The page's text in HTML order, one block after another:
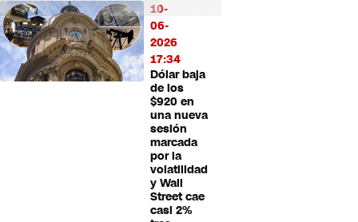
10-
06-
2026
17:34
Dólar baja
de los
$920 en
una nueva
sesión
marcada
por la
volatilidad
y Wall
Street cae
casi 2%